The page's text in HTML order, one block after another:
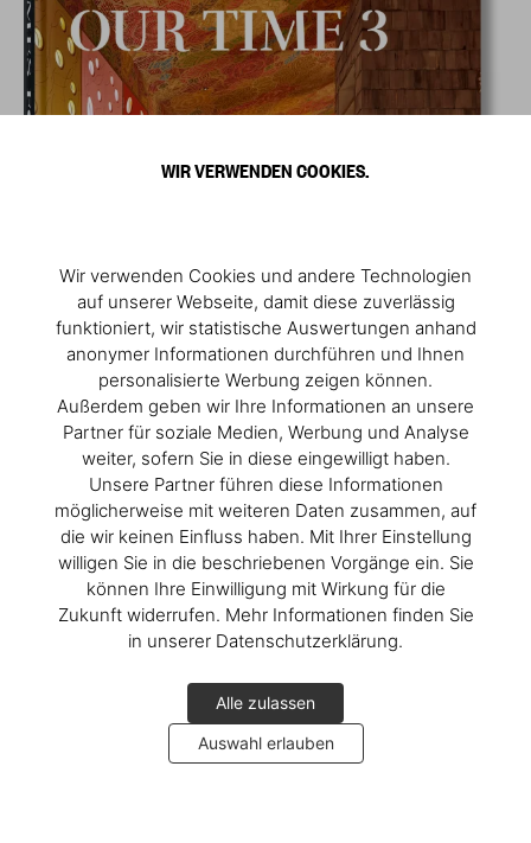
WIR VERWENDEN COOKIES.
Wir verwenden Cookies und andere Technologien
auf unserer Webseite, damit diese zuverlässig
funktioniert, wir statistische Auswertungen anhand
anonymer Informationen durchführen und Ihnen
personalisierte Werbung zeigen können.
Außerdem geben wir Ihre Informationen an unsere
Partner für soziale Medien, Werbung und Analyse
weiter, sofern Sie in diese eingewilligt haben.
Unsere Partner führen diese Informationen
möglicherweise mit weiteren Daten zusammen, auf
die wir keinen Einfluss haben. Mit Ihrer Einstellung
willigen Sie in die beschriebenen Vorgänge ein. Sie
können Ihre Einwilligung mit Wirkung für die
Zukunft widerrufen. Mehr Informationen finden Sie
in unserer Datenschutzerklärung.
Alle zulassen
Auswahl erlauben